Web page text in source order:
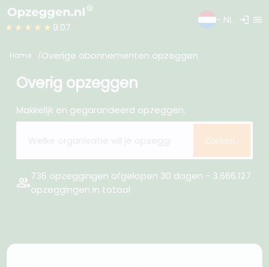
★★★★★ 9.07
- NL login menu
Home Overige abonnementen opzeggen
Overig opzeggen
Makkelijk en gegarandeerd opzeggen.
Zoeken..
group736 opzeggingen afgelopen 30 dagen - 3.666.127
opzeggingen in totaal